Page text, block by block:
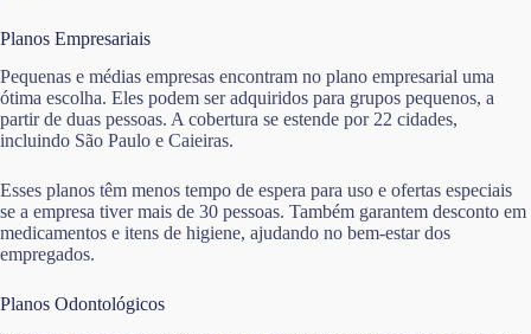
Planos Empresariais
Pequenas e médias empresas encontram no plano empresarial uma
ótima escolha. Eles podem ser adquiridos para grupos pequenos, a
partir de duas pessoas. A cobertura se estende por 22 cidades,
incluindo São Paulo e Caieiras.
Esses planos têm menos tempo de espera para uso e ofertas especiais
se a empresa tiver mais de 30 pessoas. Também garantem desconto em
medicamentos e itens de higiene, ajudando no bem-estar dos
empregados.
Planos Odontológicos